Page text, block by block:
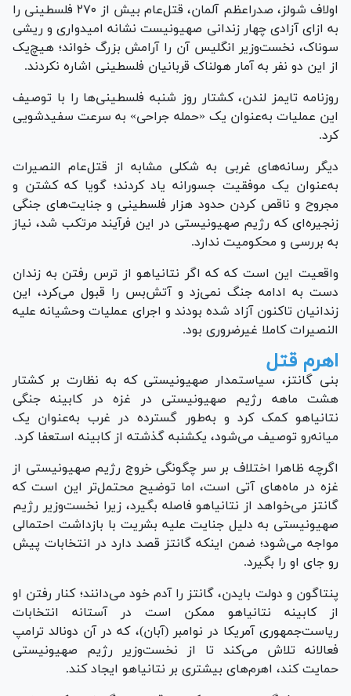
اولاف شولز، صدراعظم آلمان، قتل‌عام بیش از ۲۷۰ فلسطینی را
به ازای آزادی چهار زندانی صهیونیست نشانه امیدواری و ریشی
سوناک، نخست‌وزیر انگلیس آن را آرامش بزرگ خواند؛ هیچ‌یک
از این دو نفر به آمار هولناک قربانیان فلسطینی اشاره نکردند.
روزنامه تایمز لندن، کشتار روز شنبه فلسطینی‌ها را با توصیف
این عملیات به‌عنوان یک «حمله جراحی» به سرعت سفیدشویی
کرد.
دیگر رسانه‌های غربی به شکلی مشابه از قتل‌عام النصیرات
به‌عنوان یک موفقیت جسورانه یاد کردند؛ گویا که کشتن و
مجروح و ناقص کردن حدود هزار فلسطینی و جنایت‌های جنگی
زنجیره‌ای که رژیم صهیونیستی در این فرآیند مرتکب شد، نیاز
به بررسی و محکومیت ندارد.
واقعیت این است که که اگر نتانیاهو از ترس رفتن به زندان
دست به ادامه جنگ نمی‌زد و آتش‌بس را قبول می‌کرد، این
زندانیان تاکنون آزاد شده بودند و اجرای عملیات وحشیانه علیه
النصیرات کاملا غیرضروری بود.
اهرم قتل
بنی گانتز، سیاستمدار صهیونیستی که به نظارت بر کشتار
هشت ماهه رژیم صهیونیستی در غزه در کابینه جنگی
نتانیاهو کمک کرد و به‌طور گسترده در غرب به‌عنوان یک
میانه‌رو توصیف می‌شود، یکشنبه گذشته از کابینه استعفا کرد.
اگرچه ظاهرا اختلاف بر سر چگونگی خروج رژیم صهیونیستی از
غزه در ماه‌های آتی است، اما توضیح محتمل‌تر این است که
گانتز می‌خواهد از نتانیاهو فاصله بگیرد، زیرا نخست‌وزیر رژیم
صهیونیستی به دلیل جنایت علیه بشریت با بازداشت احتمالی
مواجه می‌شود؛ ضمن اینکه گانتز قصد دارد در انتخابات پیش
رو جای او را بگیرد.
پنتاگون و دولت بایدن، گانتز را آدم خود می‌دانند؛ کنار رفتن او
از کابینه نتانیاهو ممکن است در آستانه انتخابات
ریاست‌جمهوری آمریکا در نوامبر (آبان)، که در آن دونالد ترامپ
فعالانه تلاش می‌کند تا از نخست‌وزیر رژیم صهیونیستی
حمایت کند، اهرم‌های بیشتری بر نتانیاهو ایجاد کند.